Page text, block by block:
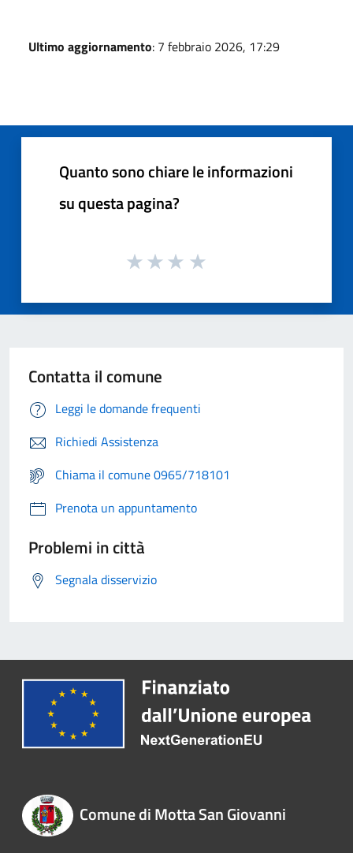
Ultimo aggiornamento: 7 febbraio 2026, 17:29
Quanto sono chiare le informazioni
su questa pagina?
Contatta il comune
Leggi le domande frequenti
Richiedi Assistenza
Chiama il comune 0965/718101
Prenota un appuntamento
Problemi in città
Segnala disservizio
Comune di Motta San Giovanni